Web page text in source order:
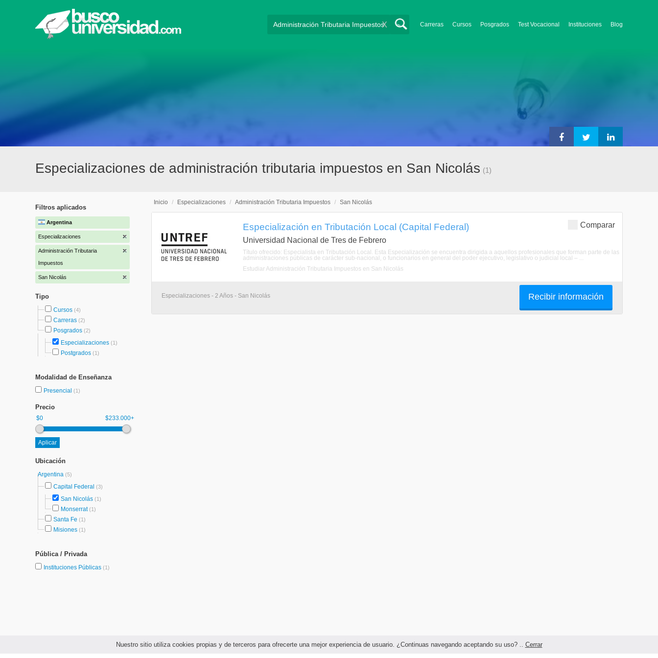
Nuestro sitio utiliza cookies propias y de terceros para ofrecerte una mejor experiencia de usuario. ¿Continuas navegando aceptando su uso? .. Cerrar
Carreras Cursos Posgrados Test Vocacional Instituciones Blog
X
Especializaciones de administración tributaria impuestos en San Nicolás (1)
Filtros aplicados
Argentina
Especializaciones
Administración Tributaria
Impuestos
San Nicolás
Tipo
Cursos (4)
Carreras (2)
Posgrados (2)
Especializaciones (1)
Postgrados (1)
Modalidad de Enseñanza
Presencial (1)
Precio
$0 $233.000+
Ubicación
Argentina (5)
Capital Federal (3)
San Nicolás (1)
Monserrat(1)
Santa Fe (1)
Misiones (1)
Pública / Privada
Instituciones Públicas (1)
Inicio / Especializaciones / Administración Tributaria Impuestos / San Nicolás
Comparar
Especialización en Tributación Local (Capital Federal)
Universidad Nacional de Tres de Febrero
Título ofrecido: Especialista en Tributación Local. Esta Especialización se encuentra dirigida a aquellos profesionales que forman parte de las
administraciones públicas de carácter sub-nacional, o funcionarios en general del poder ejecutivo, legislativo o judicial local – ...
Estudiar Administración Tributaria Impuestos en San Nicolás
Especializaciones - 2 Años - San Nicolás Recibir información